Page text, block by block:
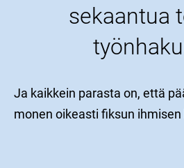
sekaantua
Ja kaikkein parasta on, että
monen oikeasti fiksun ihmisen